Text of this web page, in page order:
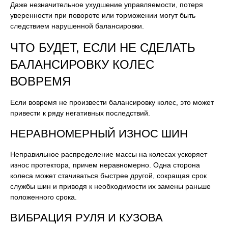
Даже незначительное ухудшение управляемости, потеря
уверенности при повороте или торможении могут быть
следствием нарушенной балансировки.
ЧТО БУДЕТ, ЕСЛИ НЕ СДЕЛАТЬ
БАЛАНСИРОВКУ КОЛЕС
ВОВРЕМЯ
Если вовремя не произвести балансировку колес, это может
привести к ряду негативных последствий.
НЕРАВНОМЕРНЫЙ ИЗНОС ШИН
Неправильное распределение массы на колесах ускоряет
износ протектора, причем неравномерно. Одна сторона
колеса может стачиваться быстрее другой, сокращая срок
службы шин и приводя к необходимости их замены раньше
положенного срока.
ВИБРАЦИЯ РУЛЯ И КУЗОВА